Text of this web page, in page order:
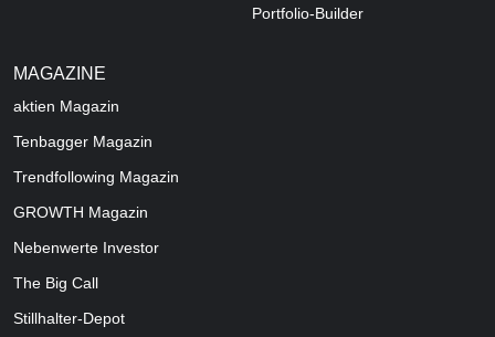
Portfolio-Builder
MAGAZINE
aktien Magazin
Tenbagger Magazin
Trendfollowing Magazin
GROWTH Magazin
Nebenwerte Investor
The Big Call
Stillhalter-Depot